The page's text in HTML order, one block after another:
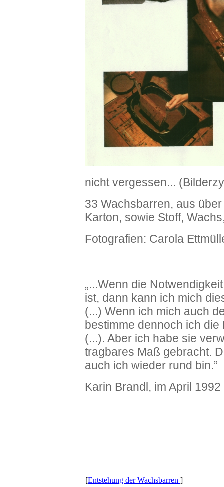
nicht vergessen...
33 Wachsbarren, aus
Karton, sowie Stoff,
Fotografien: Carola
„...Wenn die
ist, dann kann ich mich
(...) Wenn ich mich auch
bestimme dennoch ich
(...). Aber ich habe sie
tragbares Maß gebracht.
auch ich wieder rund bin.”
Karin Brandl, im April 1992
[Entstehung der Wachsbarren ]